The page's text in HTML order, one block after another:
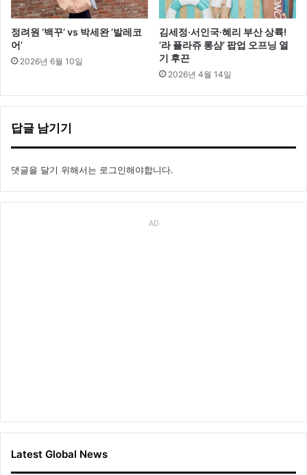
정려원 ‘백꾸’ vs 박세완 ‘발레코
어’
2026년 6월 10일
김세정·서인국·혜리 부산 상륙!
‘라 플라쥬 롱샴’ 팝업 오프닝 열
기 후끈
2026년 4월 14일
답글 남기기
댓글을 달기 위해서는 로그인해야합니다.
AD
Latest Global News